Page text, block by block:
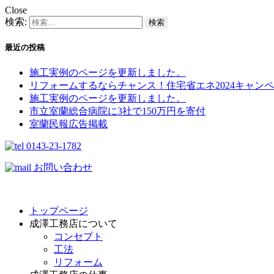
Close
検索:
最近の投稿
施工実例のページを更新しました。
リフォームするならチャンス！住宅省エネ2024キャン
施工実例のページを更新しました。
市立室蘭総合病院に3社で150万円を寄付
室蘭民報広告掲載
0143-23-1782
お問い合わせ
トップページ
成澤工務店について
コンセプト
工法
リフォーム